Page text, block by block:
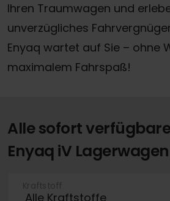
Ihren Traumwagen und
unverzügliches
Enyaq wartet auf Sie – ohne
maximalem Fahrspaß!
Alle sofort
Enyaq iV Lagerwagen
Kraftstoff